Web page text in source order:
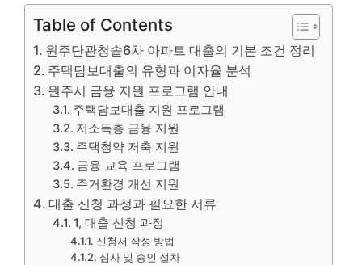
Table of Contents
원주단관청솔6차 아파트 대출의 기본 조건 정리
주택담보대출의 유형과 이자율 분석
원주시 금융 지원 프로그램 안내
주택담보대출 지원 프로그램
저소득층 금융 지원
주택청약 저축 지원
금융 교육 프로그램
주거환경 개선 지원
대출 신청 과정과 필요한 서류
1, 대출 신청 과정
신청서 작성 방법
심사 및 승인 절차